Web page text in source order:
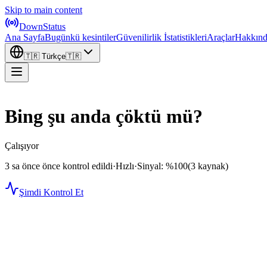
Skip to main content
DownStatus
Ana SayfaBugünkü kesintilerGüvenilirlik İstatistikleriAraçlar
🇹🇷 Türkçe🇹🇷
Bing şu anda çöktü mü?
Çalışıyor
3 sa önce önce kontrol edildi·Hızlı·Sinyal: %100(3 kaynak)
Şimdi Kontrol Et